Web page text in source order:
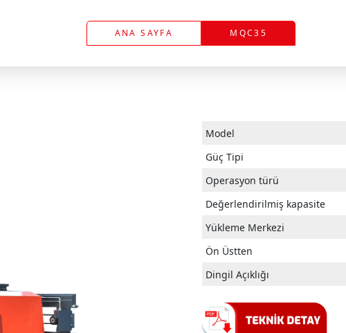
ANA SAYFA MQC35
Model
Güç Tipi
Operasyon türü
Değerlendirilmiş kapasite
Yükleme Merkezi
Ön Üstten
Dingil Açıklığı